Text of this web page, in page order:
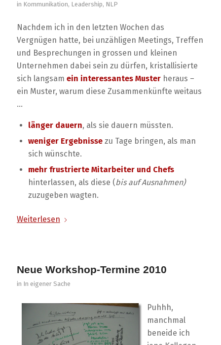
in Kommunikation, Leadership, NLP
Nachdem ich in den letzten Wochen das
Vergnügen hatte, bei unzähligen Meetings, Treffen
und Besprechungen in grossen und kleinen
Unternehmen dabei sein zu dürfen, kristallisierte
sich langsam ein interessantes Musterheraus –
ein Muster, warum diese Zusammenkünfte weitaus
…
länger dauern, als sie dauern müssten.
weniger Ergebnissezu Tage bringen, als man
sich wünschte.
mehr frustrierte Mitarbeiter und Chefs
hinterlassen, als diese (bis auf Ausnahmen)
zuzugeben wagten.
Weiterlesen
Neue Workshop-Termine 2010
in In eigener Sache
Puhhh,
manchmal
beneide ich